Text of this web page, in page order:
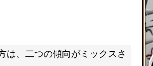
、二つの傾向がミックスさ